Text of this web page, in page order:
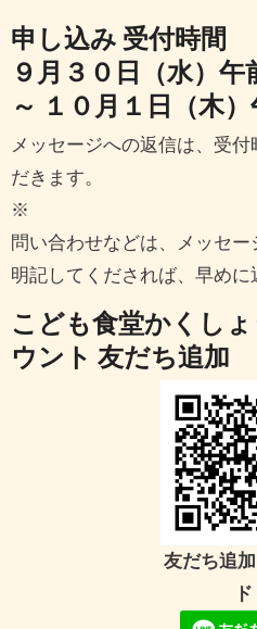
申し込み 受付時間
９月３０日（水）午
～ １０月１日（木
メッセージへの返信は、受
だきます。
※
問い合わせなどは、メッセ
明記してくだされば、早めに
こども食堂かくし
ウント 友だち追加
友だち追
ド